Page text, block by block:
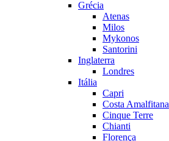
Grécia
Atenas
Milos
Mykonos
Santorini
Inglaterra
Londres
Itália
Capri
Costa Amalfitana
Cinque Terre
Chianti
Florença